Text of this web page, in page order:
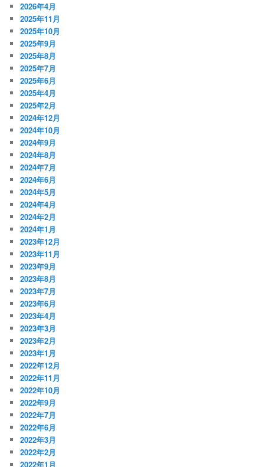
2026年4月
2025年11月
2025年10月
2025年9月
2025年8月
2025年7月
2025年6月
2025年4月
2025年2月
2024年12月
2024年10月
2024年9月
2024年8月
2024年7月
2024年6月
2024年5月
2024年4月
2024年2月
2024年1月
2023年12月
2023年11月
2023年9月
2023年8月
2023年7月
2023年6月
2023年4月
2023年3月
2023年2月
2023年1月
2022年12月
2022年11月
2022年10月
2022年9月
2022年7月
2022年6月
2022年3月
2022年2月
2022年1月